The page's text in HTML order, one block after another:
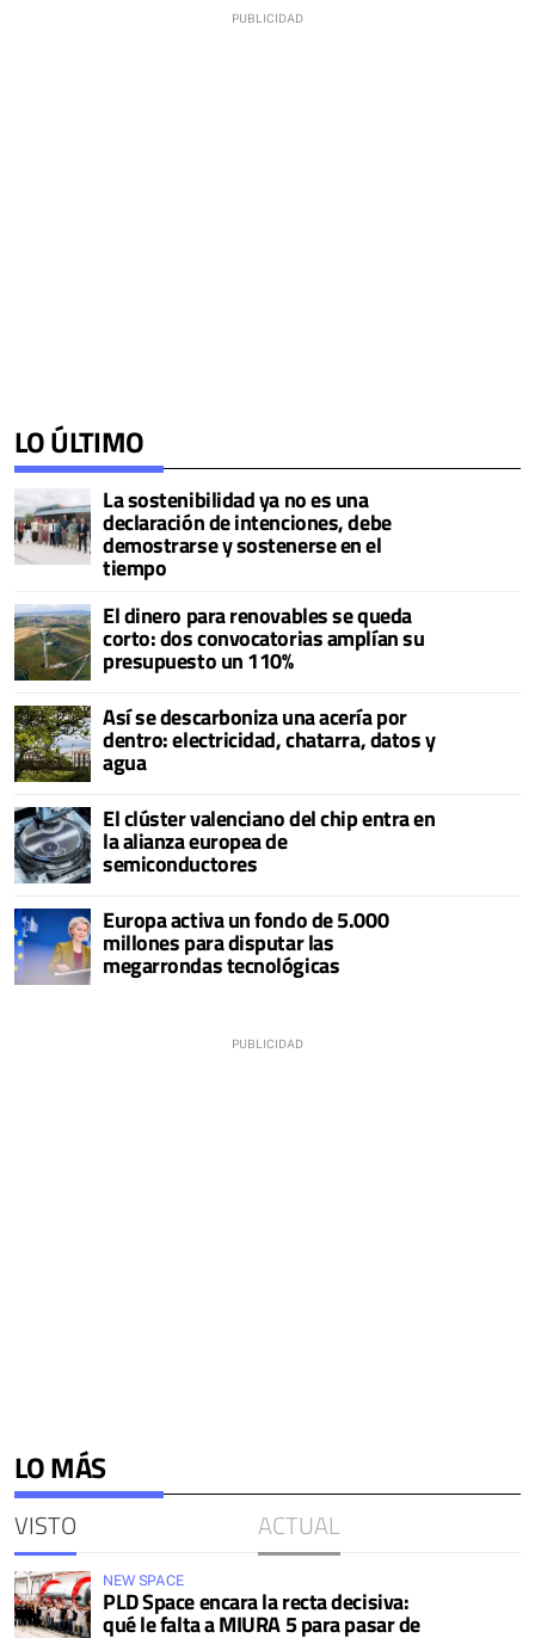
LO ÚLTIMO
La sostenibilidad ya no es una
declaración de intenciones, debe
demostrarse y sostenerse en el
tiempo
El dinero para renovables se queda
corto: dos convocatorias amplían su
presupuesto un 110%
Así se descarboniza una acería por
dentro: electricidad, chatarra, datos y
agua
El clúster valenciano del chip entra en
la alianza europea de
semiconductores
Europa activa un fondo de 5.000
millones para disputar las
megarrondas tecnológicas
LO MÁS
VISTO ACTUAL
NEW SPACE
PLD Space encara la recta decisiva:
qué le falta a MIURA 5 para pasar de